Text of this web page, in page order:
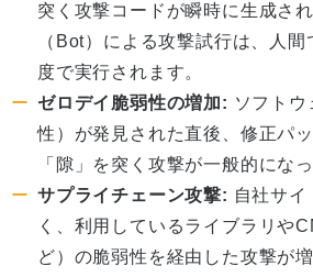
突く攻撃コードが瞬時に生成さ
（Bot）による攻撃試行は、人
度で実行されます。
ゼロデイ脆弱性の増加: ソフトウ
性）が発見された直後、修正パ
「隙」を突く攻撃が一般的にな
サプライチェーン攻撃: 自社サイ
く、利用しているライブラリや
ど）の脆弱性を経由した攻撃が